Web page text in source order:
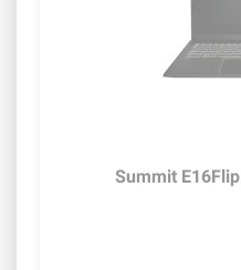
لپ تاپ 16.0 اینچ MSI مدل Summit E16Flip